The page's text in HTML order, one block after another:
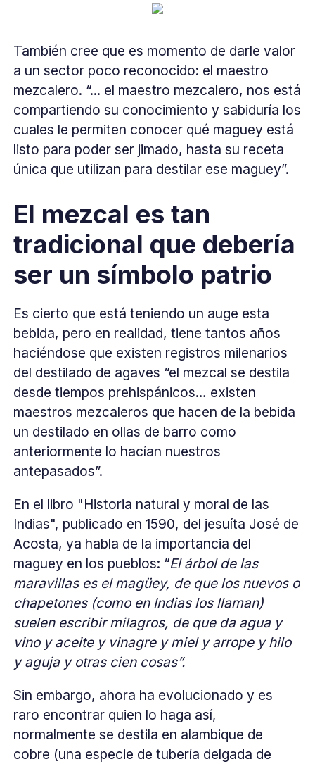
También cree que es momento de darle valor
a un sector poco reconocido: el maestro
mezcalero. “... el maestro mezcalero, nos está
compartiendo su conocimiento y sabiduría los
cuales le permiten conocer qué maguey está
listo para poder ser jimado, hasta su receta
única que utilizan para destilar ese maguey”.
El mezcal es tan
tradicional que debería
ser un símbolo patrio
Es cierto que está teniendo un auge esta
bebida, pero en realidad, tiene tantos años
haciéndose que existen registros milenarios
del destilado de agaves “el mezcal se destila
desde tiempos prehispánicos… existen
maestros mezcaleros que hacen de la bebida
un destilado en ollas de barro como
anteriormente lo hacían nuestros
antepasados”.
En el libro "Historia natural y moral de las
Indias", publicado en 1590, del jesuíta José de
Acosta, ya habla de la importancia del
maguey en los pueblos: “El árbol de las
maravillas es el magüey, de que los nuevos o
chapetones (como en Indias los llaman)
suelen escribir milagros, de que da agua y
vino y aceite y vinagre y miel y arrope y hilo
y aguja y otras cien cosas”.
Sin embargo, ahora ha evolucionado y es
raro encontrar quien lo haga así,
normalmente se destila en alambique de
cobre (una especie de tubería delgada de